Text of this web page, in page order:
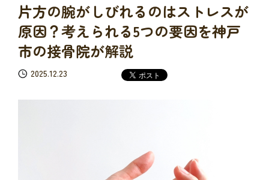
片方の腕がしびれるのはストレスが
原因？考えられる5つの要因を神戸
市の接骨院が解説
2025.12.23